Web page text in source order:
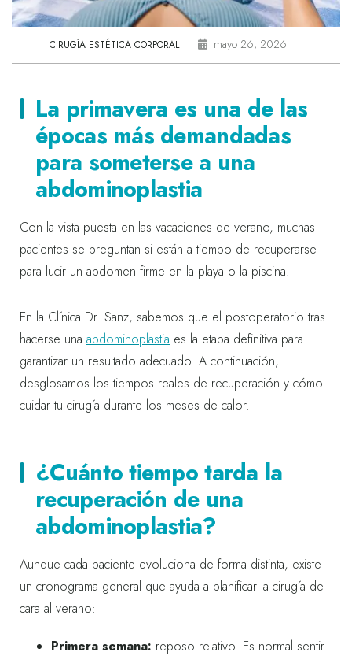
CIRUGÍA ESTÉTICA CORPORAL mayo 26, 2026
La primavera es una de las
épocas más demandadas
para someterse a una
abdominoplastia
Con la vista puesta en las vacaciones de verano, muchas
pacientes se preguntan si están a tiempo de recuperarse
para lucir un abdomen firme en la playa o la piscina.
En la Clínica Dr. Sanz, sabemos que el postoperatorio tras
hacerse una abdominoplastia es la etapa definitiva para
garantizar un resultado adecuado. A continuación,
desglosamos los tiempos reales de recuperación y cómo
cuidar tu cirugía durante los meses de calor.
¿Cuánto tiempo tarda la
recuperación de una
abdominoplastia?
Aunque cada paciente evoluciona de forma distinta, existe
un cronograma general que ayuda a planificar la cirugía de
cara al verano:
Primera semana: reposo relativo. Es normal sentir